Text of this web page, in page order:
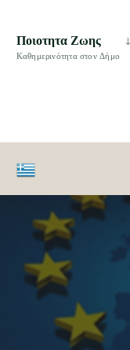
Ποιοτητα Ζωης
Καθημερινότητα στον Δήμο